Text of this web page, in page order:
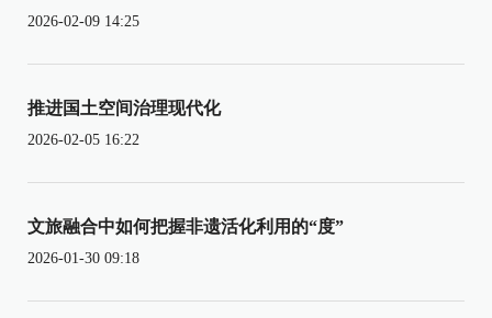
2026-02-09 14:25
推进国土空间治理现代化
2026-02-05 16:22
文旅融合中如何把握非遗活化利用的“度”
2026-01-30 09:18